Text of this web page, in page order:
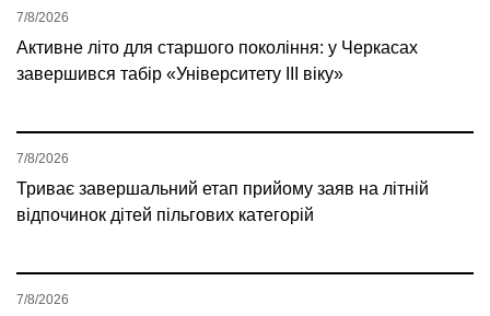
Активне літо для старшого покоління: у Черкасах
завершився табір «Університету ІІІ віку»
7/8/2026
Триває завершальний етап прийому заяв на літній
відпочинок дітей пільгових категорій
7/8/2026
7/8/2026